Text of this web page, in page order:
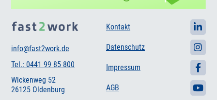
info@fast2work.de
Tel.: 0441 99 85 800
Wickenweg 52
26125 Oldenburg
Kontakt
Datenschutz
Impressum
AGB